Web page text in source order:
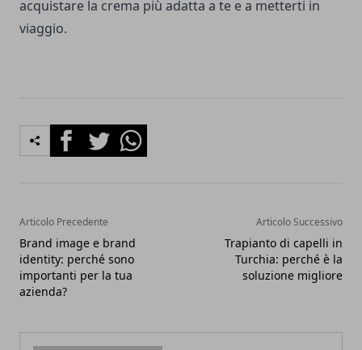
acquistare la crema più adatta a te e a metterti in
viaggio.
FacebookTwitterWhatsapp
Articolo Precedente
Brand image e brand
identity: perché sono
importanti per la tua
azienda?
Articolo Successivo
Trapianto di capelli in
Turchia: perché è la
soluzione migliore